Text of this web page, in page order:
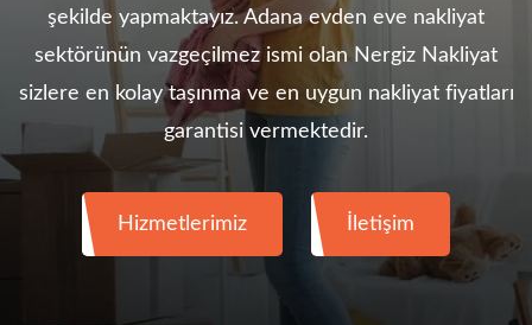
şekilde yapmaktayız. Adana evden eve nakliyat
sektörünün vazgeçilmez ismi olan Nergiz Nakliyat
sizlere en kolay taşınma ve en uygun nakliyat fiyatları
garantisi vermektedir.
Hizmetlerimiz İletişim